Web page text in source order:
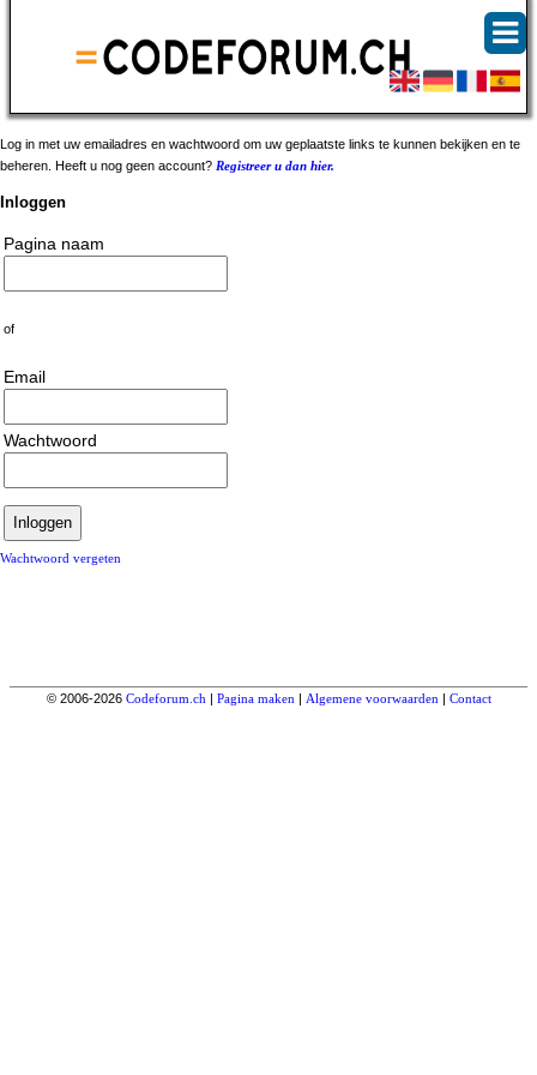
Log in met uw emailadres en wachtwoord om uw geplaatste links te kunnen bekijken en te
beheren. Heeft u nog geen account? Registreer u dan hier.
Inloggen
Pagina naam
of
Email
Wachtwoord
Wachtwoord vergeten
© 2006-2026 Codeforum.ch | Pagina maken | Algemene voorwaarden | Contact